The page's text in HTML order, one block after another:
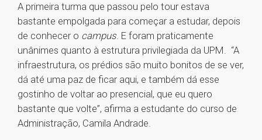
A primeira turma que passou pelo tour estava
bastante empolgada para começar a estudar, depois
de conhecer o campus. E foram praticamente
unânimes quanto à estrutura privilegiada da UPM. “A
infraestrutura, os prédios são muito bonitos de se ver,
dá até uma paz de ficar aqui, e também dá esse
gostinho de voltar ao presencial, que eu quero
bastante que volte”, afirma a estudante do curso de
Administração, Camila Andrade.